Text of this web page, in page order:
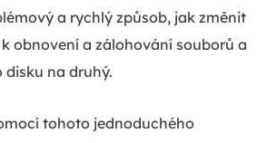
a rychlý způsob, jak změnit
obnovení a zálohování souborů a
na druhý.
tohoto jednoduchého